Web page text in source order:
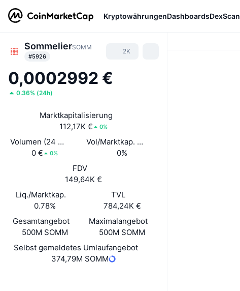
KryptowährungenDashboardsDexScan
SommelierSOMM
#5926
2K
0,0002992 €
0.36% (24h)
Marktkapitalisierung
112,17K €
0%
Volumen (24 Std.)
0 €
0%
Vol/Marktkap. (24 h)
0%
FDV
149,64K €
Liq./Marktkap.
0.78%
TVL
784,24K €
Gesamtangebot
500M SOMM
Maximalangebot
500M SOMM
Selbst gemeldetes Umlaufangebot
374,79M SOMM